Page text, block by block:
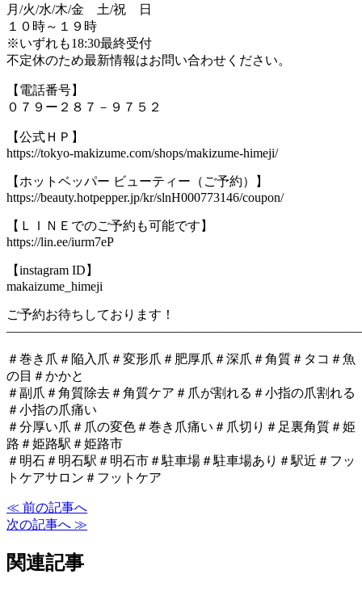
月/火/水/木/金 土/祝 日
１０時～１９時
※いずれも18:30最終受付
不定休のため最新情報はお問い合わせください。
【電話番号】
０７９ー２８７－９７５２
【公式ＨＰ】
https://tokyo-makizume.com/shops/makizume-himeji/
【ホットベッパー ビューティー（ご予約）】
https://beauty.hotpepper.jp/kr/slnH000773146/coupon/
【ＬＩＮＥでのご予約も可能です】
https://lin.ee/iurm7eP
【instagram ID】
makaizume_himeji
ご予約お待ちしております！
＃巻き爪＃陥入爪＃変形爪＃肥厚爪＃深爪＃角質＃タコ＃魚
の目＃かかと
＃副爪＃角質除去＃角質ケア＃爪が割れる＃小指の爪割れる
＃小指の爪痛い
＃分厚い爪＃爪の変色＃巻き爪痛い＃爪切り＃足裏角質＃姫
路＃姫路駅＃姫路市
＃明石＃明石駅＃明石市＃駐車場＃駐車場あり＃駅近＃フッ
トケアサロン＃フットケア
≪ 前の記事へ
次の記事へ ≫
関連記事